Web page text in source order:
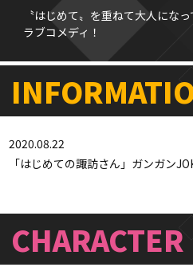
〝はじめて〟を重ねて大人にな
ラブコメディ！
2020.08.22
「はじめての諏訪さん」ガンガン
CHARACTER